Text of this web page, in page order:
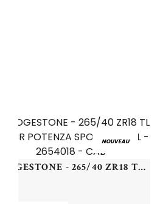
NOUVEAU
BRIDGESTONE - 265/40 ZR18 TL 101Y BR POTENZA SPORT EVO XL - 2654018 - CAB